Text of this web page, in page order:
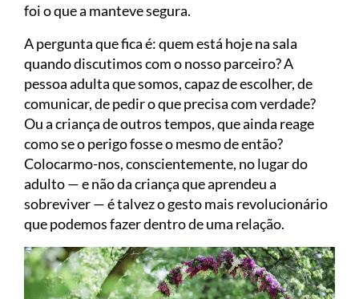
foi o que a manteve segura.
A pergunta que fica é: quem está hoje na sala
quando discutimos com o nosso parceiro? A
pessoa adulta que somos, capaz de escolher, de
comunicar, de pedir o que precisa com verdade?
Ou a criança de outros tempos, que ainda reage
como se o perigo fosse o mesmo de então?
Colocarmo-nos, conscientemente, no lugar do
adulto — e não da criança que aprendeu a
sobreviver — é talvez o gesto mais revolucionário
que podemos fazer dentro de uma relação.